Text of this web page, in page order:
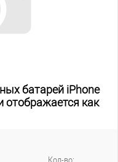
батарей iPhone
отображается как
Кол-во: